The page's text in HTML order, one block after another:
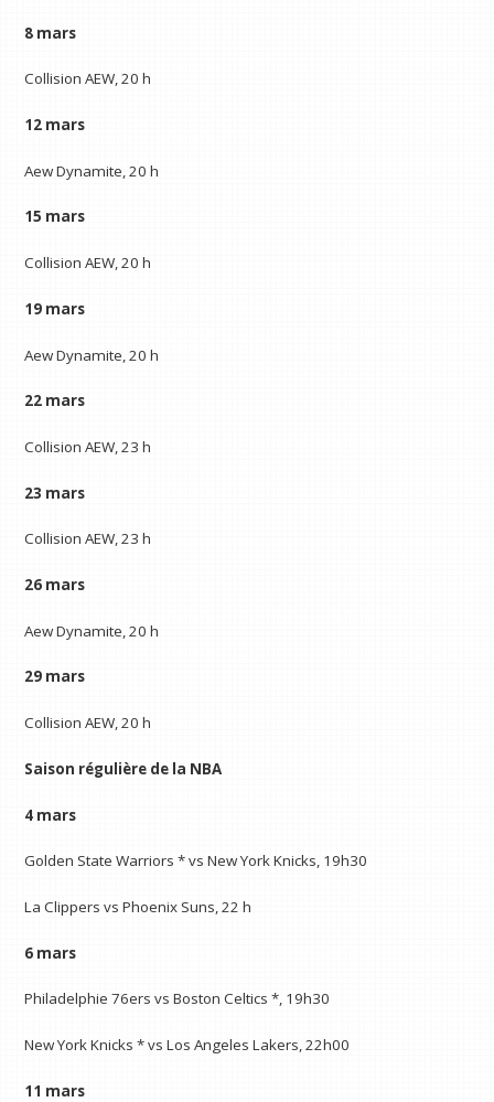
8 mars
Collision AEW, 20 h
12 mars
Aew Dynamite, 20 h
15 mars
Collision AEW, 20 h
19 mars
Aew Dynamite, 20 h
22 mars
Collision AEW, 23 h
23 mars
Collision AEW, 23 h
26 mars
Aew Dynamite, 20 h
29 mars
Collision AEW, 20 h
Saison régulière de la NBA
4 mars
Golden State Warriors * vs New York Knicks, 19h30
La Clippers vs Phoenix Suns, 22 h
6 mars
Philadelphie 76ers vs Boston Celtics *, 19h30
New York Knicks * vs Los Angeles Lakers, 22h00
11 mars